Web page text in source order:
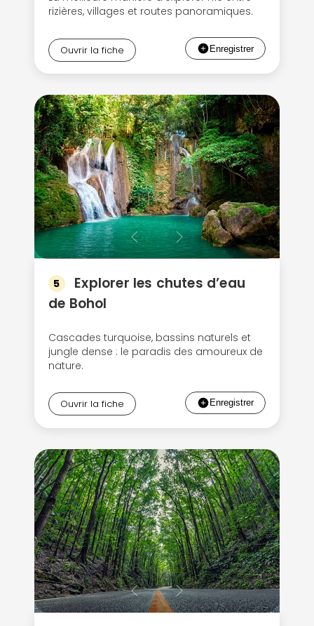
rizières, villages et routes panoramiques.
Ouvrir la fiche
5
Explorer les chutes d’eau
de Bohol
Cascades turquoise, bassins naturels et
jungle dense : le paradis des amoureux de
nature.
Ouvrir la fiche